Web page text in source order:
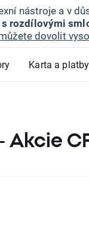
nástroje a v
rozdílovými
dovolit
Karta a platby
Akcie